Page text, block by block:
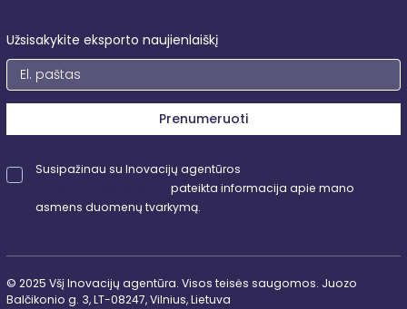
Užsisakykite eksporto naujienlaiškį
Prenumeruoti
Susipažinau su Inovacijų agentūros
pateikta informacija apie mano
asmens duomenų tvarkymą.
© 2025 Všį Inovacijų agentūra. Visos teisės saugomos. Juozo
Balčikonio g. 3, LT-08247, Vilnius, Lietuva